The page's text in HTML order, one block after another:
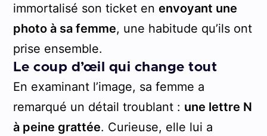
immortalisé son ticket en envoyant une
photo à sa femme, une habitude qu’ils ont
prise ensemble.
Le coup d’œil qui change tout
En examinant l’image, sa femme a
remarqué un détail troublant : une lettre N
à peine grattée. Curieuse, elle lui a